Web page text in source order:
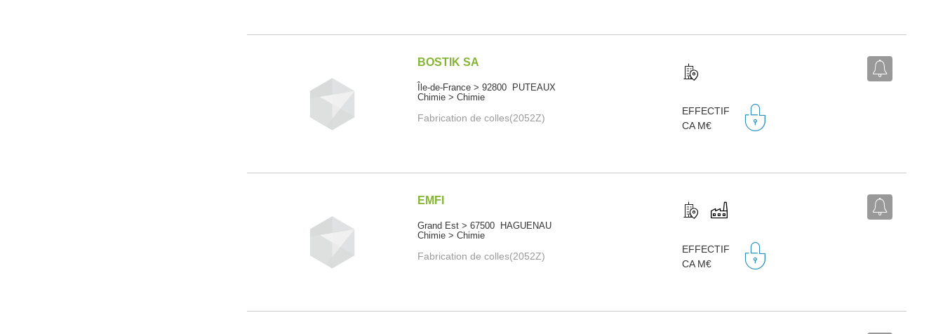
BOSTIK SA
Île-de-France > 92800 PUTEAUX
Chimie > Chimie
Fabrication de colles(2052Z)
EFFECTIF
CA M€
EMFI
Grand Est > 67500 HAGUENAU
Chimie > Chimie
Fabrication de colles(2052Z)
EFFECTIF
CA M€